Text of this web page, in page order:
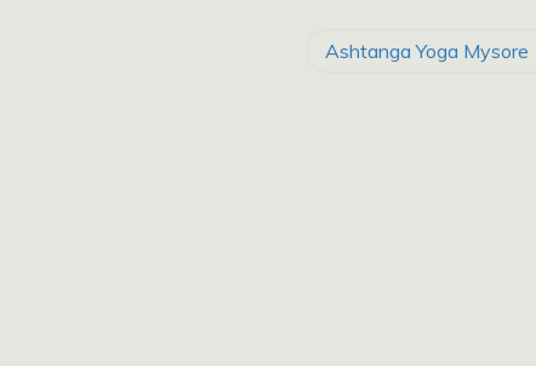
Ashtanga Yoga Mysore